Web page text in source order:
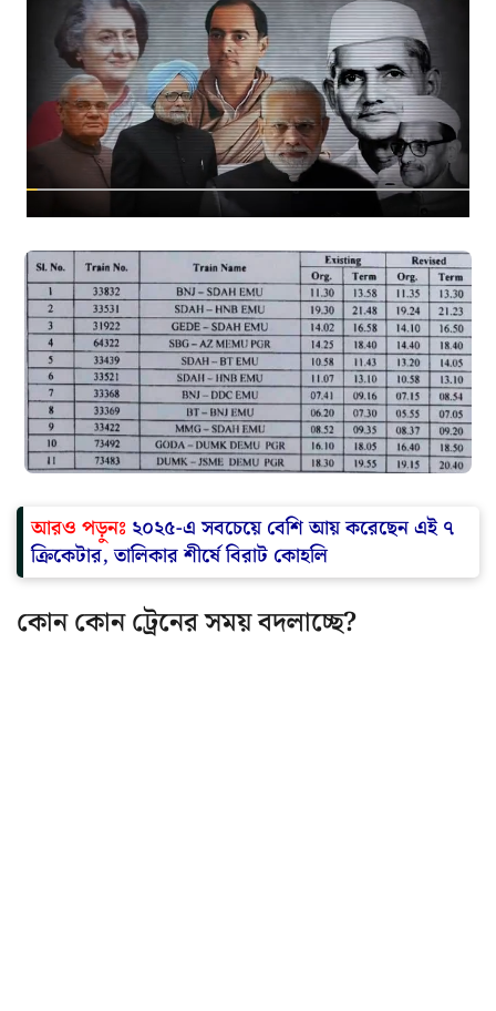
আরও পড়ুনঃ ২০২৫-এ সবচেয়ে বেশি আয় করেছেন এই ৭
ক্রিকেটার, তালিকার শীর্ষে বিরাট কোহলি
কোন কোন ট্রেনের সময় বদলাচ্ছে?